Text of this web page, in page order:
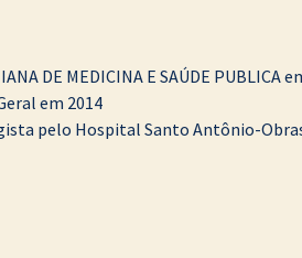
DE MEDICINA E SAÚDE PUBLICA
em 2014
pelo Hospital Santo Antônio-